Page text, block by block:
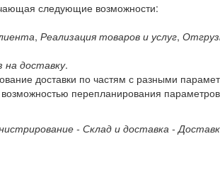
следующие возможности:
, Реализация товаров и услуг,
на доставку.
доставки по частям с разными
перепланирования параметров
- Склад и доставка -